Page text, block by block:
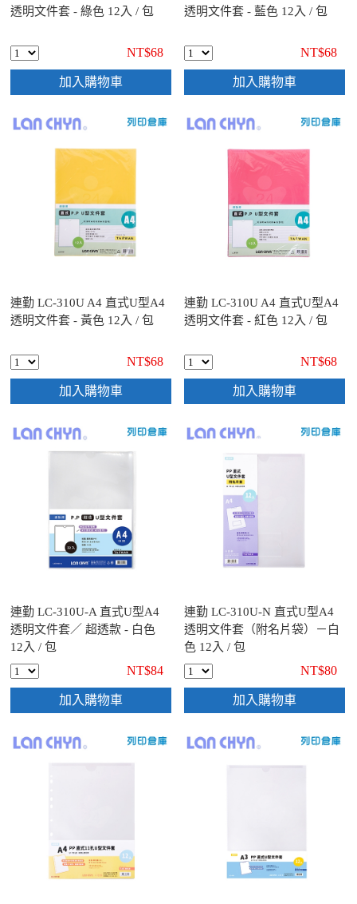
透明文件套 - 綠色 12入 / 包
NT$68
加入購物車
透明文件套 - 藍色 12入 / 包
NT$68
加入購物車
連勤 LC-310U A4 直式U型A4
透明文件套 - 黃色 12入 / 包
NT$68
加入購物車
連勤 LC-310U A4 直式U型A4
透明文件套 - 紅色 12入 / 包
NT$68
加入購物車
連勤 LC-310U-A 直式U型A4
透明文件套／ 超透款 - 白色
12入 / 包
NT$84
加入購物車
連勤 LC-310U-N 直式U型A4
透明文件套（附名片袋）－白
色 12入 / 包
NT$80
加入購物車